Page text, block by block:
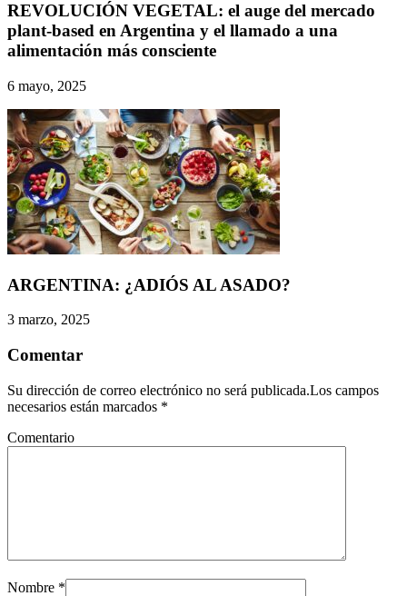
REVOLUCIÓN VEGETAL: el auge del mercado
plant-based en Argentina y el llamado a una
alimentación más consciente
6 mayo, 2025
ARGENTINA: ¿ADIÓS AL ASADO?
3 marzo, 2025
Comentar
Su dirección de correo electrónico no será publicada.Los campos
necesarios están marcados *
Comentario
Nombre *